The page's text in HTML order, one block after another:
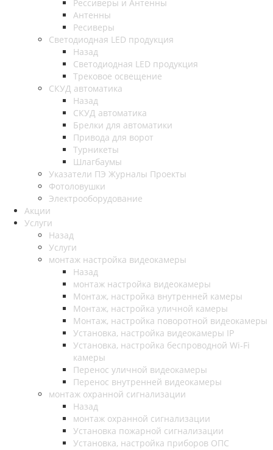
Рессиверы и Антенны
Антенны
Ресиверы
Светодиодная LED продукция
Назад
Светодиодная LED продукция
Трековое освещение
СКУД автоматика
Назад
СКУД автоматика
Брелки для автоматики
Привода для ворот
Турникеты
Шлагбаумы
Указатели ПЭ Журналы Проекты
Фотоловушки
Электрооборудование
Акции
Услуги
Назад
Услуги
монтаж настройка видеокамеры
Назад
монтаж настройка видеокамеры
Монтаж, настройка внутренней камеры
Монтаж, настройка уличной камеры
Монтаж, настройка поворотной видеокамеры
Установка, настройка видеокамеры IP
Установка, настройка беспроводной Wi-Fi
камеры
Перенос уличной видеокамеры
Перенос внутренней видеокамеры
монтаж охранной сигнализации
Назад
монтаж охранной сигнализации
Установка пожарной сигнализации
Установка, настройка приборов ОПС